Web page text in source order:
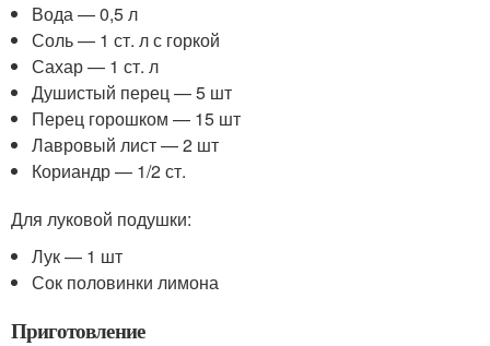
Вода — 0,5 л
Соль — 1 ст. л с горкой
Сахар — 1 ст. л
Душистый перец — 5 шт
Перец горошком — 15 шт
Лавровый лист — 2 шт
Кориандр — 1/2 ст.
Для луковой подушки:
Лук — 1 шт
Сок половинки лимона
Приготовление